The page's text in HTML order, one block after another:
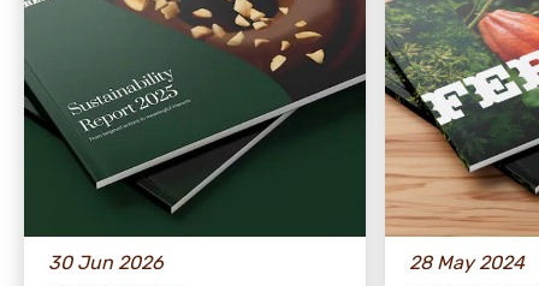
30 Jun 2026
28 May 2024